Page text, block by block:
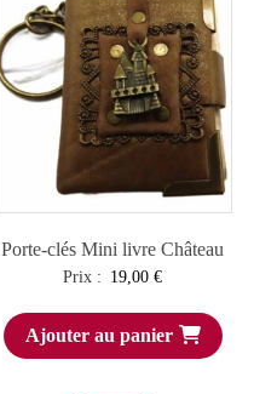
Porte-clés Mini livre Château
Prix : 19,00€
Ajouter au panier